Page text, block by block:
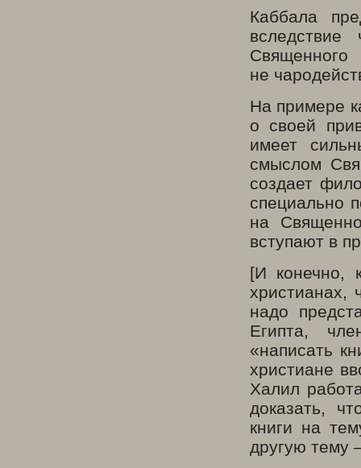
Каббала
не
На примере
о своей
имеет
смыслом
создает
специально
на
вступают в
[И конечно,
христианах,
надо
Египта,
«написать
христиане
Халил
доказать,
книги на
другую тему